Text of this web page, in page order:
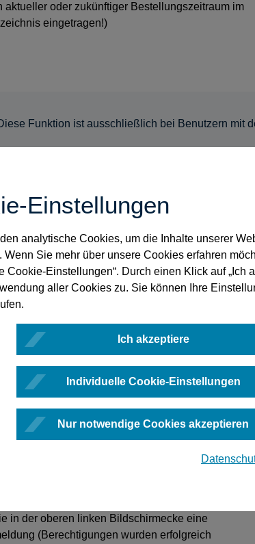
Einstellungen
analytische Cookies, um die Inhalte unserer
Wenn Sie mehr über unsere Cookies erfahren
Cookie-Einstellungen“. Durch einen Klick auf „Ich
aller Cookies zu. Sie können Ihre
Ich akzeptiere
Individuelle Cookie-Einstellungen
Nur notwendige Cookies akzeptieren
aktueller oder zukünftiger Bestellungszeitraum im
eingetragen!)
Funktion ist ausschließlich bei Benutzern mit
sich die Detailansicht des Benutzers.
nun neben dem Namen Ihrer
den Schieberegler zur Verwaltung
Zugangsberechtigung der ausgewählten
Ihrem Notarvertreter bzw. Ihrer Notarvertreterin
zu Ihrer Amtstätigkeit
entziehen, setzen Sie den Schieberegler
in der oberen linken Bildschirmecke eine
(Berechtigungen wurden erfolgreich